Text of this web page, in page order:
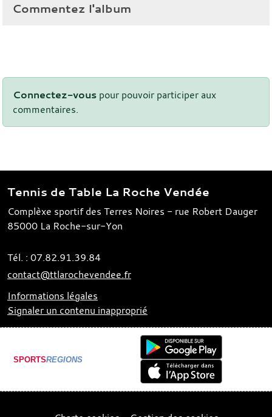
Commentez l'album
Connectez-vous pour pouvoir participer aux
commentaires.
Tennis de Table La Roche Vendée
Complèxe sportif des Terres Noires - rue Robert Dauger
85000 La Roche-sur-Yon
Tél. : 07.82.91.39.84
contact@ttlarochevendee.fr
Informations légales
Signaler un contenu inapproprié
SPORTSREGIONS